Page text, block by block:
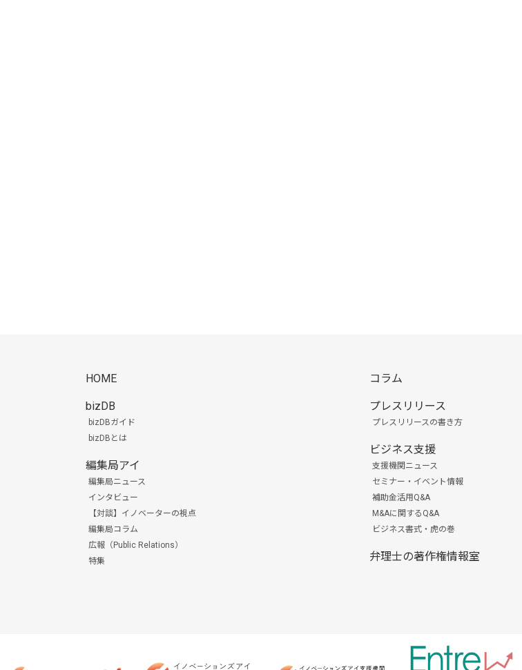
HOME
bizDB
bizDBガイド
bizDBとは
編集局アイ
編集局ニュース
インタビュー
【対談】イノベーターの視点
編集局コラム
広報（Public Relations）
特集
コラム
プレスリリース
プレスリリースの書き方
ビジネス支援
支援機関ニュース
セミナー・イベント情報
補助金活用Q&A
M&Aに関するQ&A
ビジネス書式・虎の巻
弁理士の著作権情報室